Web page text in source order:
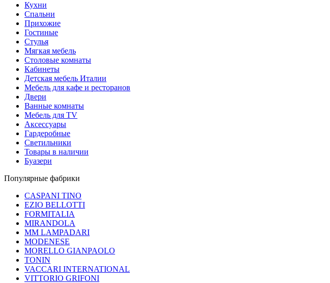
Кухни
Спальни
Прихожие
Гостиные
Стулья
Мягкая мебель
Столовые комнаты
Кабинеты
Детская мебель Италии
Мебель для кафе и ресторанов
Двери
Ванные комнаты
Мебель для TV
Аксессуары
Гардеробные
Светильники
Товары в наличии
Буазери
Популярные фабрики
CASPANI TINO
EZIO BELLOTTI
FORMITALIA
MIRANDOLA
MM LAMPADARI
MODENESE
MORELLO GIANPAOLO
TONIN
VACCARI INTERNATIONAL
VITTORIO GRIFONI